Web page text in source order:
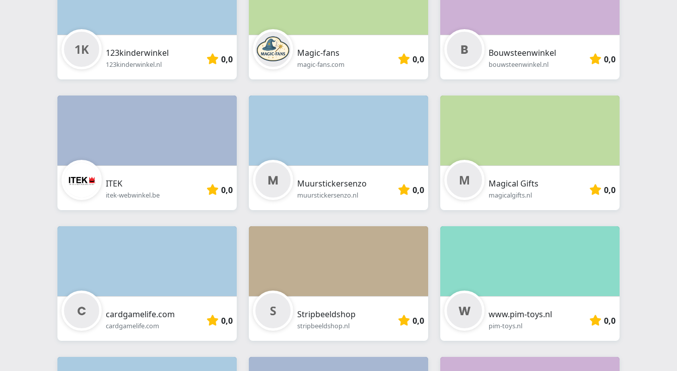
123kinderwinkel
123kinderwinkel.nl 0,0
Magic-fans
magic-fans.com 0,0
Bouwsteenwinkel
bouwsteenwinkel.nl 0,0
ITEK
itek-webwinkel.be 0,0
Muurstickersenzo
muurstickersenzo.nl 0,0
Magical Gifts
magicalgifts.nl 0,0
cardgamelife.com
cardgamelife.com 0,0
Stripbeeldshop
stripbeeldshop.nl 0,0
www.pim-toys.nl
pim-toys.nl 0,0